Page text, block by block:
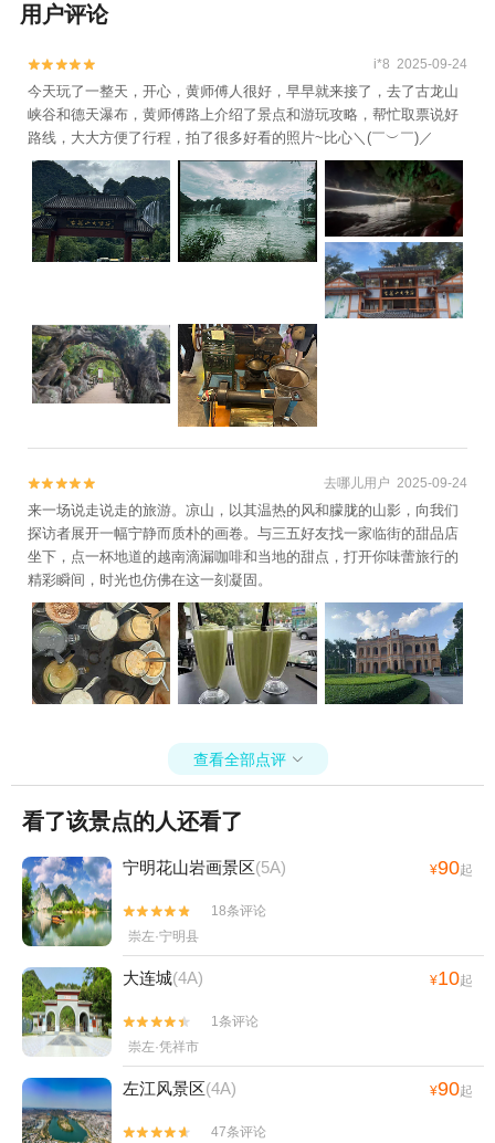
用户评论

 i*8 2025-09-24
今天玩了一整天，开心，黄师傅人很好，早早就来接了，去了古龙山
峡谷和德天瀑布，黄师傅路上介绍了景点和游玩攻略，帮忙取票说好
路线，大大方便了行程，拍了很多好看的照片~比心＼(￣︶￣)／

 去哪儿用户 2025-09-24
来一场说走说走的旅游。凉山，以其温热的风和朦胧的山影，向我们
探访者展开一幅宁静而质朴的画卷。与三五好友找一家临街的甜品店
坐下，点一杯地道的越南滴漏咖啡和当地的甜点，打开你味蕾旅行的
精彩瞬间，时光也仿佛在这一刻凝固。
查看全部点评 
看了该景点的人还看了
宁明花山岩画景区(5A) ¥90起


18条评论
崇左·宁明县
大连城(4A) ¥10起


1条评论
崇左·凭祥市
左江风景区(4A) ¥90起

 47条评论